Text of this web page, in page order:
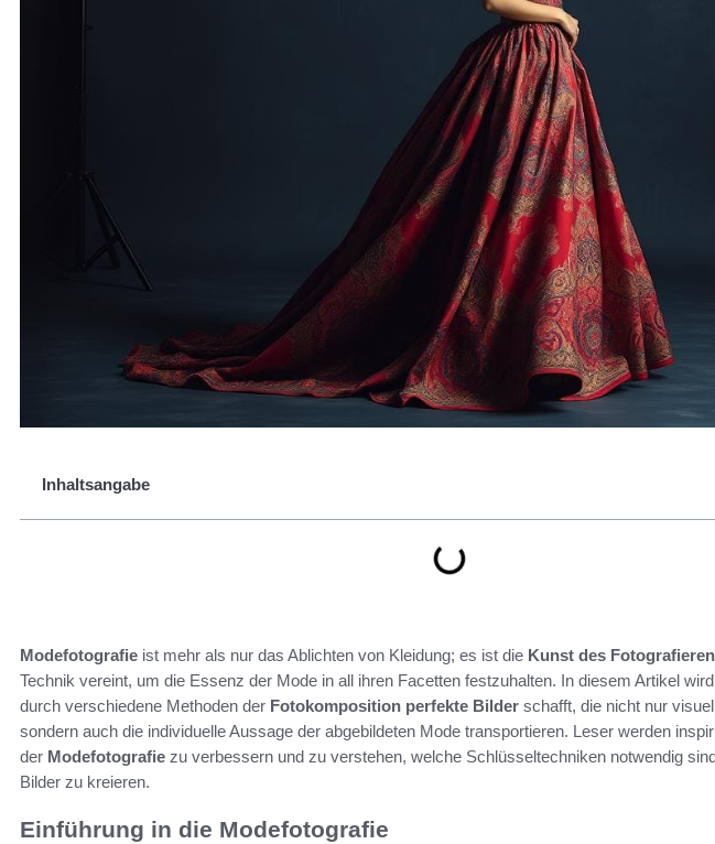
Inhaltsangabe
Modefotografie ist mehr als nur das Ablichten von Kleidung; es ist die Kunst des
Technik vereint, um die Essenz der Mode in all ihren Facetten festzuhalten. In diesem Artikel
durch verschiedene Methoden der Fotokomposition perfekte Bilder schafft, die nicht nur
sondern auch die individuelle Aussage der abgebildeten Mode transportieren. Leser werden
der Modefotografie zu verbessern und zu verstehen, welche Schlüsseltechniken notwendig
Bilder zu kreieren.
Einführung in die Modefotografie